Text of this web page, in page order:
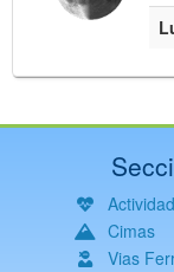
Actividad
Cimas
Vias